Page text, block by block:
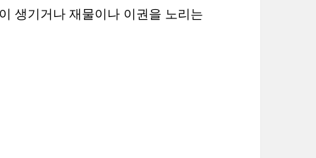
생기거나 재물이나 이권을 노리는